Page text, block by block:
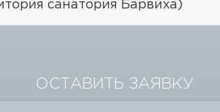
санатория Барвиха)
ОСТАВИТЬ ЗАЯВКУ